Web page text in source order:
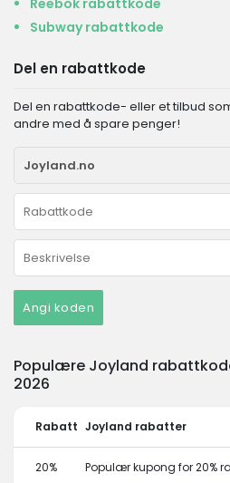
Reebok rabattkode
Subway rabattkode
Del en rabattkode
Del en rabattkode- eller et tilbud
andre med å spare penger!
Angi koden
Populære Joyland
2026
Rabatt Joyland rabatter
20% Populær kupong for 20%